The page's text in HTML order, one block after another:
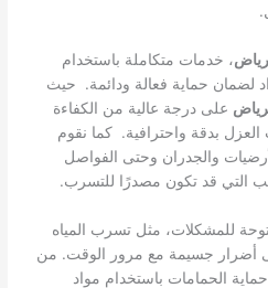
، خدمات متكاملة باستخدام
لضمان حماية فعالة ودائمة. حيث
على درجة عالية من الكفاءة
العزل بدقة واحترافية. كما نقوم
والجدران وحتى الفواصل
التي قد تكون مصدرًا للتسرب.
للمشكلات، مثل تسرب المياه
أضرار جسيمة مع مرور الوقت. من
الحمامات باستخدام مواد